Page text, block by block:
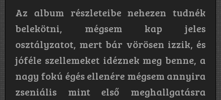
Az album részleteibe nehezen tudnék
belekötni, mégsem kap jeles
osztályzatot, mert bár vörösen izzik, és
jóféle szellemeket idéznek meg benne, a
nagy fokú égés ellenére mégsem annyira
zseniális mint első meghallgatásra